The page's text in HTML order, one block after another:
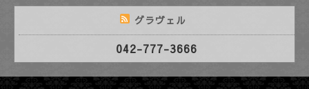
グラヴェル
042-777-3666